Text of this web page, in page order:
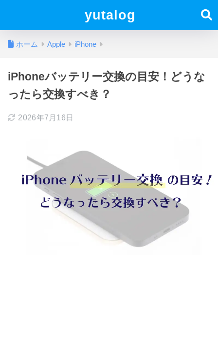
yutalog
ホーム Apple iPhone
iPhoneバッテリー交換の目安！どうな
ったら交換すべき？
2026年7月16日